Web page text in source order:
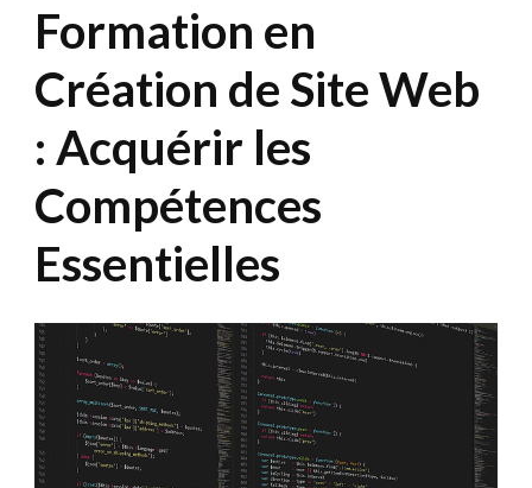
Formation en
Création de Site Web
: Acquérir les
Compétences
Essentielles